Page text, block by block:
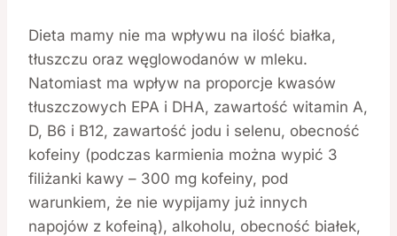
Dieta mamy nie ma wpływu na ilość białka,
tłuszczu oraz węglowodanów w mleku.
Natomiast ma wpływ na proporcje kwasów
tłuszczowych EPA i DHA, zawartość witamin A,
D, B6 i B12, zawartość jodu i selenu, obecność
kofeiny (podczas karmienia można wypić 3
filiżanki kawy – 300 mg kofeiny, pod
warunkiem, że nie wypijamy już innych
napojów z kofeiną), alkoholu, obecność białek,